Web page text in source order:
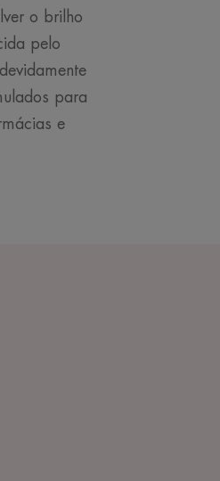
o brilho
pelo
para
e